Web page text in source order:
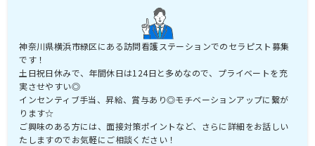
神奈川県横浜市緑区にある訪問看護ステーションでのセラピスト募集
です！
土日祝日休みで、年間休日は124日と多めなので、プライベートを充
実させやすい◎
インセンティブ手当、昇給、賞与あり◎モチベーションアップに繋が
ります☆
ご興味のある方には、面接対策ポイントなど、さらに詳細をお話しい
たしますのでお気軽にご相談ください！